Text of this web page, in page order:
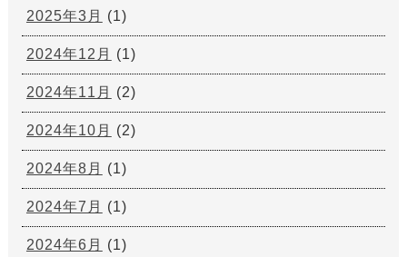
2025年3月 (1)
2024年12月 (1)
2024年11月 (2)
2024年10月 (2)
2024年8月 (1)
2024年7月 (1)
2024年6月 (1)